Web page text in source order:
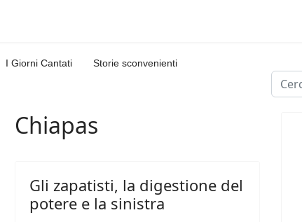
I Giorni Cantati Storie sconvenienti
Cerca
Chiapas
Gli zapatisti, la digestione del
potere e la sinistra